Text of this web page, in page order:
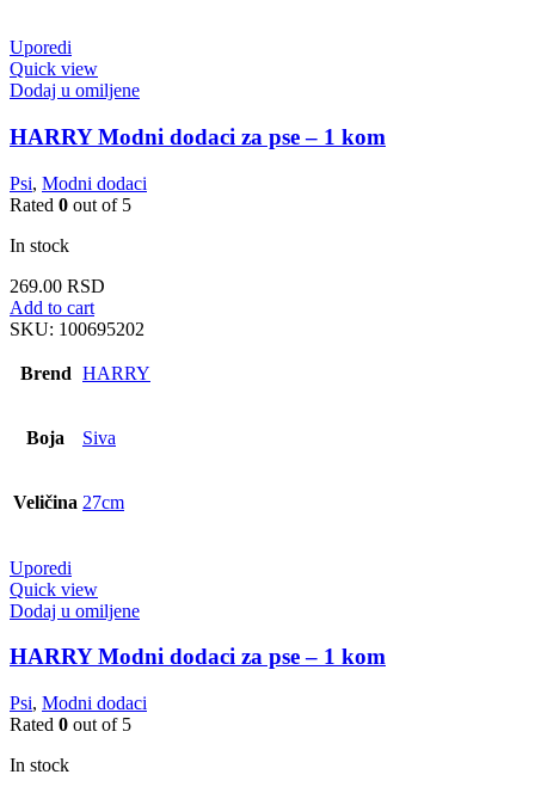
Uporedi
Quick view
Dodaj u omiljene
HARRY Modni dodaci za pse – 1 kom
Psi, Modni dodaci
Rated 0 out of 5
In stock
269.00 RSD
Add to cart
SKU: 100695202
Brend HARRY
Boja Siva
Veličina 27cm
Uporedi
Quick view
Dodaj u omiljene
HARRY Modni dodaci za pse – 1 kom
Psi, Modni dodaci
Rated 0 out of 5
In stock